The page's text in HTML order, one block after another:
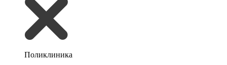
Поликлиника